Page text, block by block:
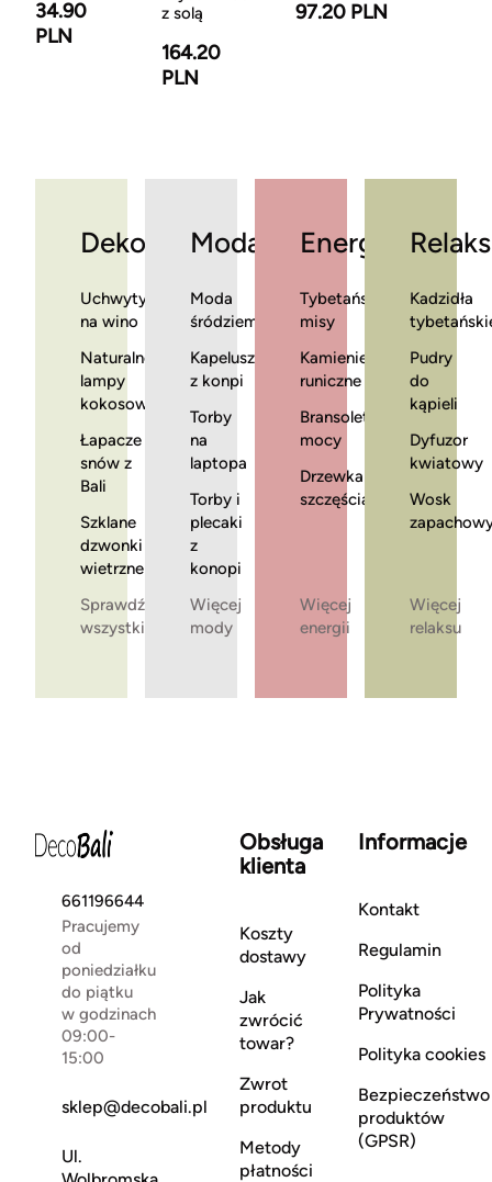
34.90
PLN
z solą
164.20
PLN
97.20 PLN
Dekoracje
Uchwyty
na wino
Naturalne
lampy
kokosowe
Łapacze
snów z
Bali
Szklane
dzwonki
wietrzne
Sprawdź
wszystkie
Moda
Moda
śródziemnomorska
Kapelusze
z konpi
Torby
na
laptopa
Torby i
plecaki
z
konopi
Więcej
mody
Energia
Tybetańskie
misy
Kamienie
runiczne
Bransoletki
mocy
Drzewka
szczęścia
Więcej
energii
Relaks
Kadzidła
Pudry
do
kąpieli
Dyfuzor
kwiatowy
Wosk
Więcej
relaksu
661196644
Pracujemy
od
poniedziałku
do piątku
w godzinach
09:00-
15:00
sklep@decobali.pl
Ul.
Obsługa
klienta
Koszty
dostawy
Jak
zwrócić
towar?
Zwrot
produktu
Metody
płatności
Informacje
Kontakt
Regulamin
Polityka
Prywatności
Polityka cookies
Bezpieczeństwo
produktów
(GPSR)